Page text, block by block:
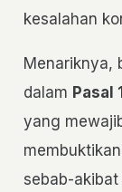
kesalahan
Menariknya,
dalam Pasal
yang
sebab-akibat